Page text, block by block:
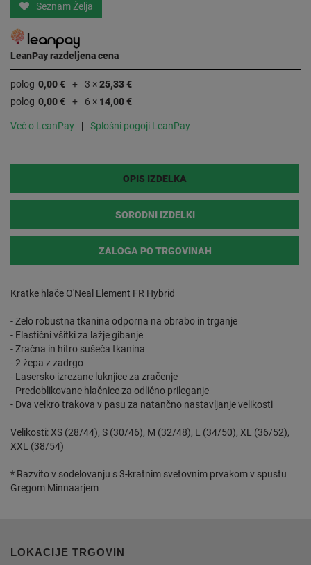
Seznam Želja
LeanPay razdeljena cena
polog 0,00 € 3 ×25,33 €
polog 0,00 € 6 × 14,00 €
Več o LeanPay Splošni pogoji LeanPay
OPIS IZDELKA
SORODNI IZDELKI
ZALOGA PO TRGOVINAH
Kratke hlače O'Neal Element FR Hybrid
- Zelo robustna tkanina odporna na obrabo in trganje
- Elastični všitki za lažje gibanje
- Zračna in hitro sušeča tkanina
- 2 žepa z zadrgo
- Lasersko izrezane luknjice za zračenje
- Predoblikovane hlačnice za odlično prileganje
- Dva velkro trakova v pasu za natančno nastavljanje velikosti
Velikosti: XS (28/44), S (30/46), M (32/48), L (34/50), XL (36/52),
XXL (38/54)
* Razvito v sodelovanju s 3-kratnim svetovnim prvakom v spustu
Gregom Minnaarjem
LOKACIJE TRGOVIN